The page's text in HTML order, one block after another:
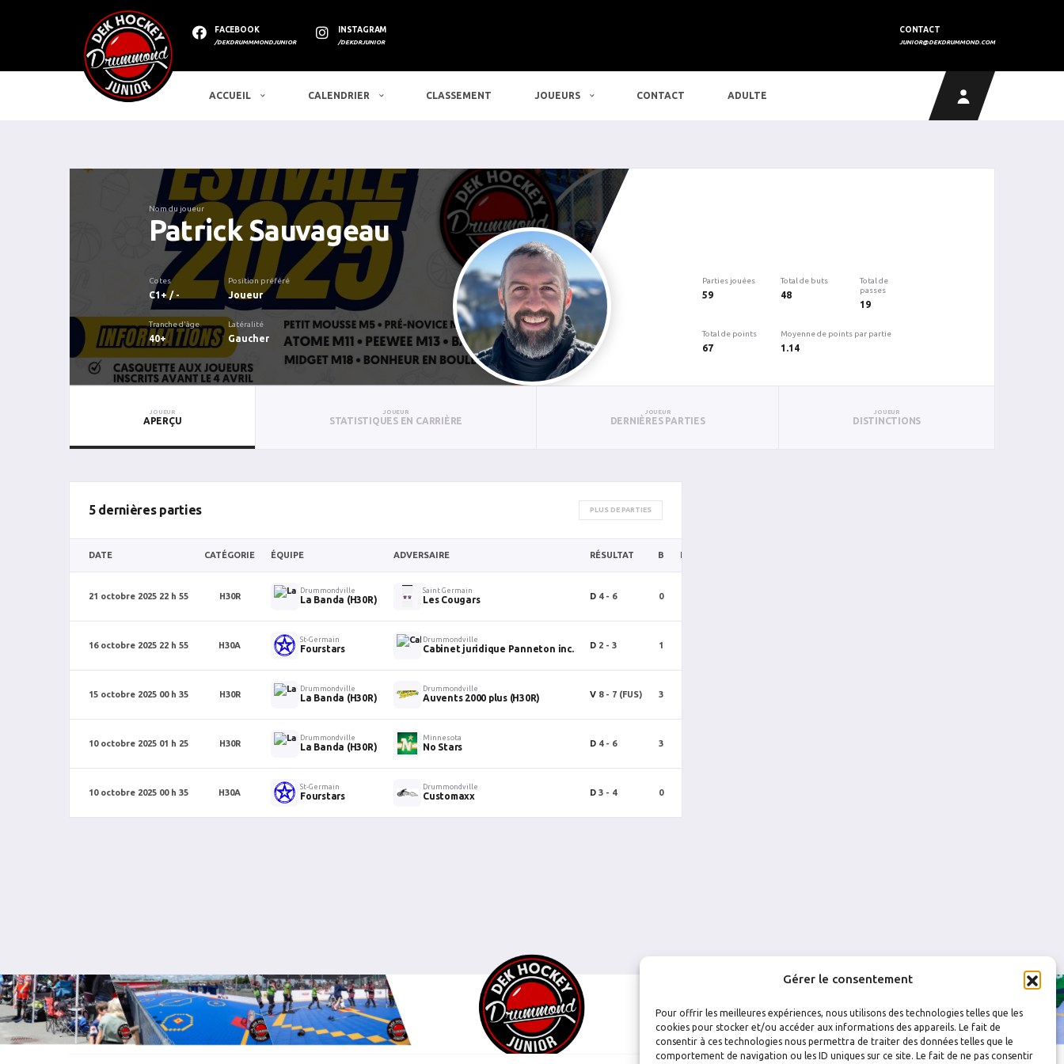
Gérer le consentement
Pour offrir les meilleures expériences, nous utilisons des technologies telles que les
cookies pour stocker et/ou accéder aux informations des appareils. Le fait de
consentir à ces technologies nous permettra de traiter des données telles que le
comportement de navigation ou les ID uniques sur ce site. Le fait de ne pas consentir
FACEBOOK
/DEKDRUMMMONDJUNIOR
INSTAGRAM
/DEKDRJUNIOR
CONTACT
JUNIOR@DEKDRUMMOND.COM
ACCUEIL CALENDRIER CLASSEMENT JOUEURS CONTACT ADULTE
Nom du joueur
Patrick Sauvageau
Cotes
C1+ / -
Position préféré
Joueur
Tranche d'âge
40+
Latéralité
Gaucher
Parties jouées
59
Total de buts
48
Total de
passes
19
Total de points
67
Moyenne de points par partie
1.14
JOUEUR
APERÇU
JOUEUR
STATISTIQUES EN CARRIÈRE
JOUEUR
DERNIÈRES PARTIES
JOUEUR
DISTINCTIONS
5 dernières parties PLUS DE PARTIES
DATE CATÉGORIE ÉQUIPE ADVERSAIRE RÉSULTAT B P
21 octobre 2025 22 h 55 H30R
Drummondville
La Banda (H30R)
Saint Germain
Les Cougars D 4 - 6 0
16 octobre 2025 22 h 55 H30A
St-Germain
Fourstars
Drummondville
Cabinet juridique Panneton inc. D 2 - 3 1
15 octobre 2025 00 h 35 H30R
Drummondville
La Banda (H30R)
Drummondville
Auvents 2000 plus (H30R) V 8 - 7 (FUS) 3
10 octobre 2025 01 h 25 H30R
Drummondville
La Banda (H30R)
Minnesota
No Stars D 4 - 6 3
10 octobre 2025 00 h 35 H30A
St-Germain
Fourstars
Drummondville
Customaxx D 3 - 4 0